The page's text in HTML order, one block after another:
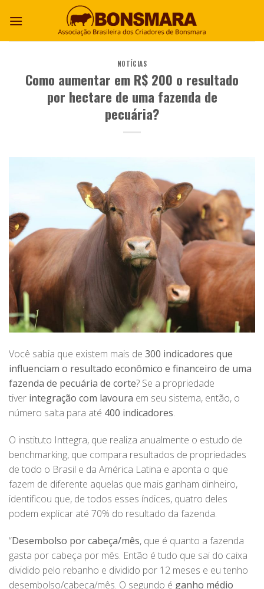
NOTÍCIAS
Como aumentar em R$ 200 o resultado
por hectare de uma fazenda de
pecuária?
Você sabia que existem mais de 300 indicadores que
influenciam o resultado econômico e financeiro de uma
fazenda de pecuária de corte? Se a propriedade
tiver integração com lavoura em seu sistema, então, o
número salta para até 400 indicadores.
O instituto Inttegra, que realiza anualmente o estudo de
benchmarking, que compara resultados de propriedades
de todo o Brasil e da América Latina e aponta o que
fazem de diferente aquelas que mais ganham dinheiro,
identificou que, de todos esses índices, quatro deles
podem explicar até 70% do resultado da fazenda.
“Desembolso por cabeça/mês, que é quanto a fazenda
gasta por cabeça por mês. Então é tudo que sai do caixa
dividido pelo rebanho e dividido por 12 meses e eu tenho
desembolso/cabeça/mês. O segundo é ganho médio